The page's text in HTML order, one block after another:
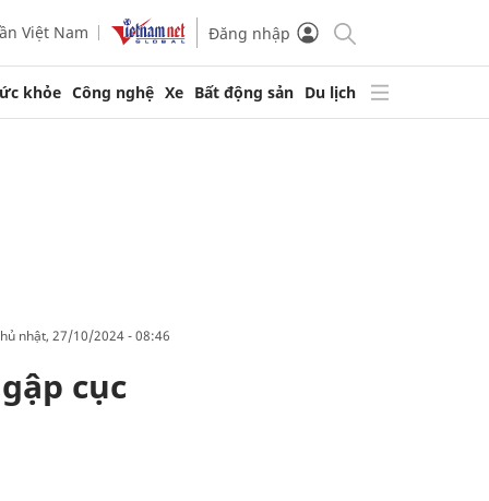
Việt Nam Đăng nhập
khỏe Công nghệ Xe Bất động sản Du lịch
chủ nhật, 27/10/2024 - 08:46
cục